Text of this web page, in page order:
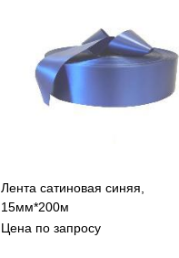
Лента сатиновая синяя,
15мм*200м
Цена по запросу